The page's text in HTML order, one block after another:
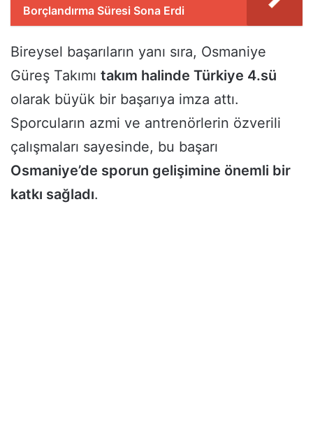
Borçlandırma Süresi Sona Erdi
Bireysel başarıların yanı sıra, Osmaniye
Güreş Takımı takım halinde Türkiye 4.sü
olarak büyük bir başarıya imza attı.
Sporcuların azmi ve antrenörlerin özverili
çalışmaları sayesinde, bu başarı
Osmaniye’de sporun gelişimine önemli bir
katkı sağladı.